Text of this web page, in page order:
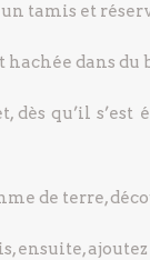
tamis et
dans
dès qu’il
de terre,
ajoutez